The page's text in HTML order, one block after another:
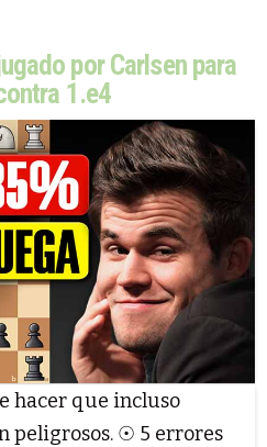
por Carlsen para
1.e4
hacer que incluso
peligrosos. ☉ 5 errores